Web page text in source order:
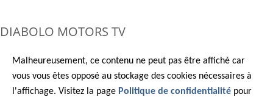
DIABOLO MOTORS TV
Malheureusement, ce contenu ne peut pas être affiché car
vous vous êtes opposé au stockage des cookies nécessaires à
l'affichage. Visitez la page Politique de confidentialité pour